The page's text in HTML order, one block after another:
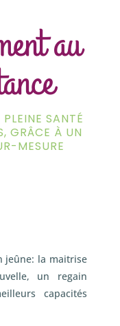
au
SANTÉ
GRÂCE À UN
MESURE
jeûne: la maitrise
un regain
capacités